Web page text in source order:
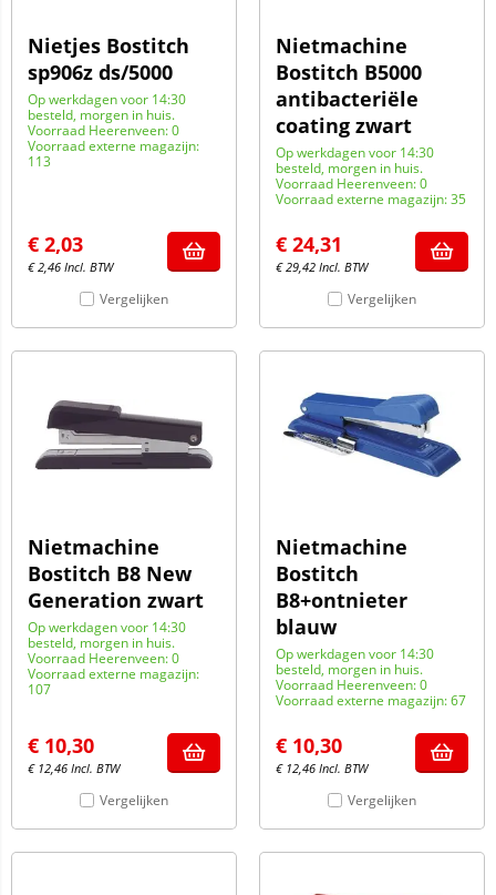
Nietjes Bostitch
sp906z ds/5000
Op werkdagen voor 14:30
besteld, morgen in huis.
Voorraad Heerenveen: 0
Voorraad externe magazijn:
113
€ 2,03
€2,46 Incl. BTW
Vergelijken
Nietmachine
Bostitch B5000
antibacteriële
coating zwart
Op werkdagen voor 14:30
besteld, morgen in huis.
Voorraad Heerenveen: 0
Voorraad externe magazijn: 35
€ 24,31
€29,42 Incl. BTW
Vergelijken
Nietmachine
Bostitch B8 New
Generation zwart
Op werkdagen voor 14:30
besteld, morgen in huis.
Voorraad Heerenveen: 0
Voorraad externe magazijn:
107
€ 10,30
€ 12,46 Incl. BTW
Vergelijken
Nietmachine
Bostitch
B8+ontnieter
blauw
Op werkdagen voor 14:30
besteld, morgen in huis.
Voorraad Heerenveen: 0
Voorraad externe magazijn: 67
€ 10,30
€ 12,46 Incl. BTW
Vergelijken